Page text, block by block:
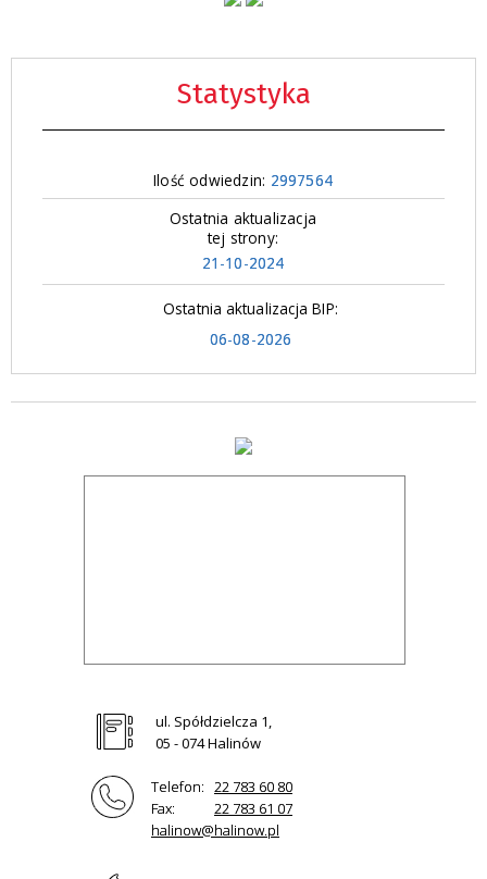
Statystyka
Ilość odwiedzin: 2997564
Ostatnia aktualizacja
tej strony:
21-10-2024
Ostatnia aktualizacja BIP:
06-08-2026
ul. Spółdzielcza 1,
05 - 074 Halinów
Telefon: 22 783 60 80
Fax:
22 783 61 07
halinow@halinow.pl